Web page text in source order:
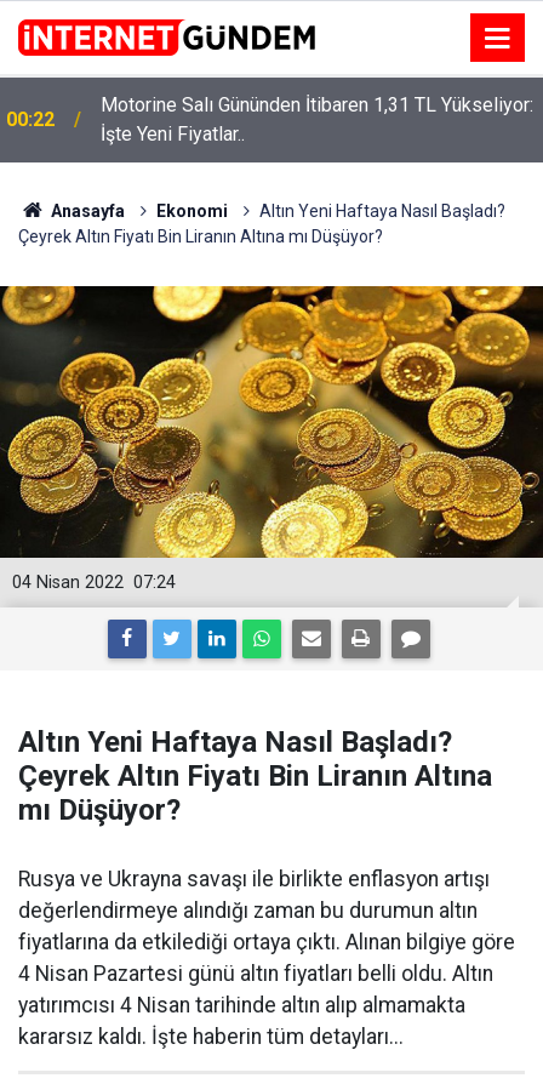
00:22
Motorine Salı Gününden İtibaren 1,31 TL Yükseliyor:
İşte Yeni Fiyatlar..
Anasayfa Ekonomi
Altın Yeni Haftaya Nasıl Başladı?
Çeyrek Altın Fiyatı Bin Liranın Altına mı Düşüyor?
07:24
04 Nisan 2022
Altın Yeni Haftaya Nasıl Başladı?
Çeyrek Altın Fiyatı Bin Liranın Altına
mı Düşüyor?
Rusya ve Ukrayna savaşı ile birlikte enflasyon artışı
değerlendirmeye alındığı zaman bu durumun altın
fiyatlarına da etkilediği ortaya çıktı. Alınan bilgiye göre
4 Nisan Pazartesi günü altın fiyatları belli oldu. Altın
yatırımcısı 4 Nisan tarihinde altın alıp almamakta
kararsız kaldı. İşte haberin tüm detayları...